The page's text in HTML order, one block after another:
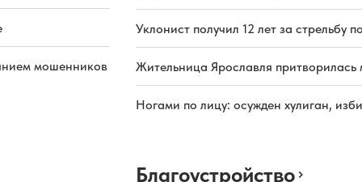
мошенников
Уклонист получил 12 лет за стрельбу
Жительница Ярославля
Ногами по лицу: осужден хулиган,
Благоустройство